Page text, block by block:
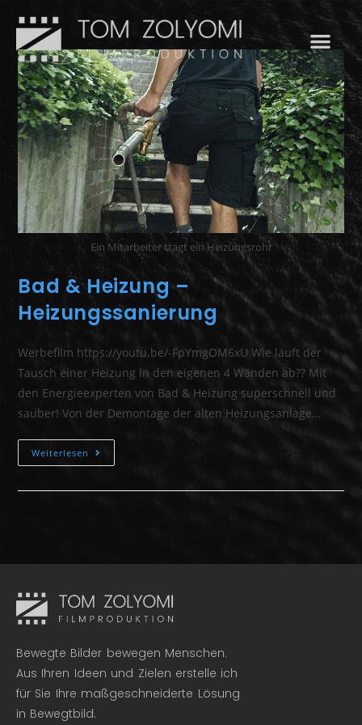
Ein Mitarbeiter trägt ein Heizungsrohr
Bad & Heizung –
Heizungssanierung
Werbefilm https://youtu.be/-FpYmgOM6xU Wie läuft der
Tausch einer Heizung in den eigenen 4 Wänden ab?? Mit
den Energieexperten von Bad & Heizung superschnell und
sauber! Von der Demontage der alten Heizungsanlage…
Weiterlesen
Bewegte Bilder bewegen Menschen.
Aus Ihren Ideen und Zielen erstelle ich
für Sie Ihre maßgeschneiderte Lösung
in Bewegtbild.